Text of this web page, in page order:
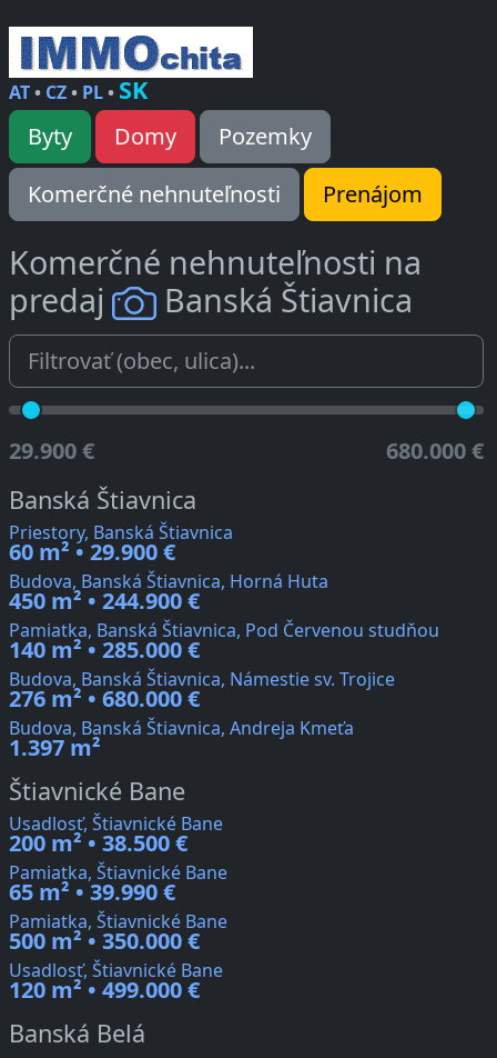
AT• CZ• PL• SK
Byty Domy
Pozemky
Komerčné nehnuteľnosti
Prenájom
Komerčné nehnuteľnosti na
predaj
Banská Štiavnica
29.900 € 680.000 €
Banská Štiavnica
Priestory, Banská Štiavnica
60 m² • 29.900 €
Budova, Banská Štiavnica, Horná Huta
450 m² • 244.900 €
Pamiatka, Banská Štiavnica, Pod Červenou studňou
140 m² • 285.000 €
Budova, Banská Štiavnica, Námestie sv. Trojice
276 m² • 680.000 €
Budova, Banská Štiavnica, Andreja Kmeťa
1.397 m²
Štiavnické Bane
Usadlosť, Štiavnické Bane
200 m² • 38.500 €
Pamiatka, Štiavnické Bane
65 m² • 39.990 €
Pamiatka, Štiavnické Bane
500 m² • 350.000 €
Usadlosť, Štiavnické Bane
120 m² • 499.000 €
Banská Belá